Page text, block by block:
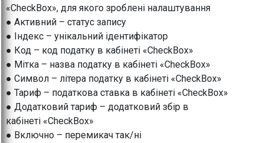
«CheckBox», для якого зроблені налаштування
● Активний – статус запису
● Індекс – унікальний ідентифікатор
● Код – код податку в кабінеті «CheckBox»
● Мітка – назва податку в кабінеті «CheckBox»
● Символ – літера податку в кабінеті «CheckBox»
● Тариф – податкова ставка в кабінеті «CheckBox»
● Додатковий тариф – додатковий збір в
кабінеті «CheckBox»
● Включно – перемикач так/ні